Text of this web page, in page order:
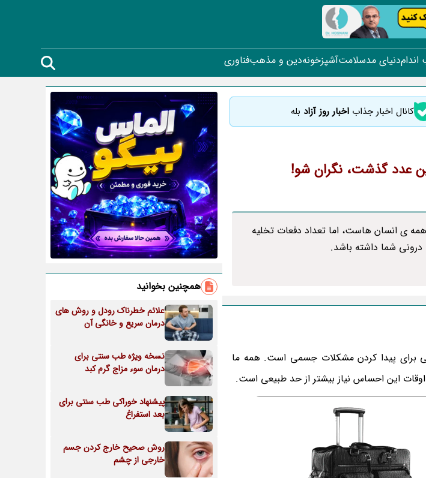
دنیای مدسلامتآشپزخونهدین و مذهبفناوری
کانال اخبار جذاب اخبار روز آزاد بله
عدد گذشت، نگران شو!
ی انسان هاست، اما تعداد دفعات تخلیه
درونی شما داشته باشد.
برای پیدا کردن مشکلات جسمی است. همه ما
این احساس نیاز بیشتر از حد طبیعی است.
همچنین بخوانید
علائم خطرناک رودل و روش های
درمان سریع و خانگی آن
نسخه ویژه طب سنتی برای
درمان سوء مزاج گرم کبد
پیشنهاد خوراکی طب سنتی برای
بعد استفراغ
روش صحیح خارج کردن جسم
خارجی از چشم